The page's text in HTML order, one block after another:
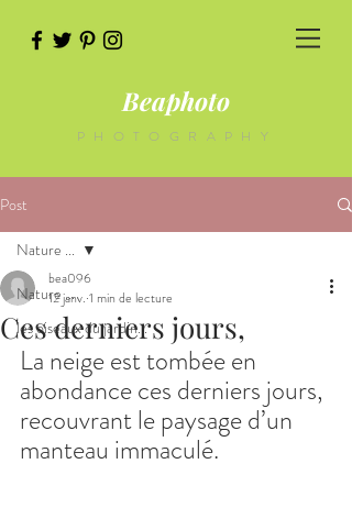
Beaphoto
PHOTOGRAPHY
Post
Nature ...
les oiseaux du jardin...
Nature ...
Ces derniers jours,
bea096
12 janv. 1 min de lecture
La neige est tombée en
abondance ces derniers jours,
recouvrant le paysage d’un
manteau immaculé.